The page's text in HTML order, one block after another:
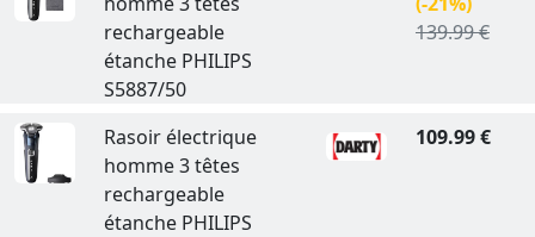
rechargeable
étanche PHILIPS
S5887/50
139.99 €
Rasoir électrique
homme 3 têtes
rechargeable
étanche PHILIPS
109.99 €